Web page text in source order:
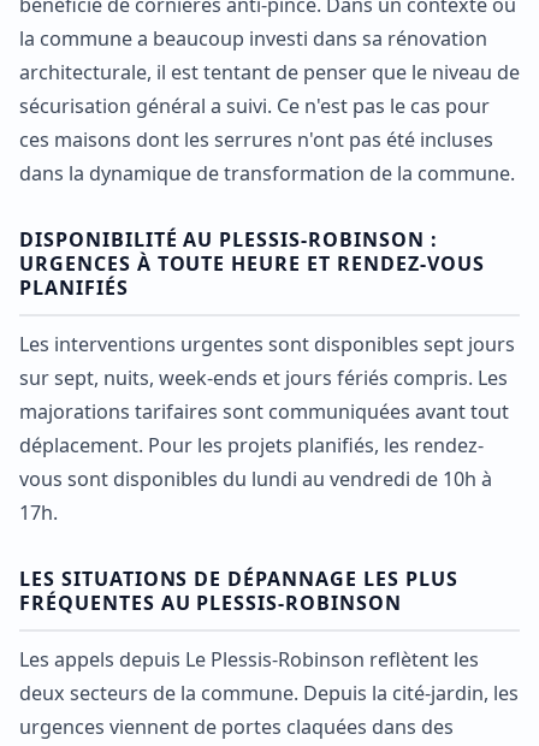
la commune a beaucoup investi dans sa rénovation
architecturale, il est tentant de penser que le niveau de
sécurisation général a suivi. Ce n'est pas le cas pour
ces maisons dont les serrures n'ont pas été incluses
dans la dynamique de transformation de la commune.
DISPONIBILITÉ AU PLESSIS-ROBINSON :
URGENCES À TOUTE HEURE ET RENDEZ-VOUS
PLANIFIÉS
Les interventions urgentes sont disponibles sept jours
sur sept, nuits, week-ends et jours fériés compris. Les
majorations tarifaires sont communiquées avant tout
déplacement. Pour les projets planifiés, les rendez-
vous sont disponibles du lundi au vendredi de 10h à
17h.
LES SITUATIONS DE DÉPANNAGE LES PLUS
FRÉQUENTES AU PLESSIS-ROBINSON
Les appels depuis Le Plessis-Robinson reflètent les
deux secteurs de la commune. Depuis la cité-jardin, les
urgences viennent de portes claquées dans des